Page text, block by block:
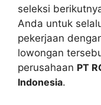
seleksi
Anda untuk
pekerjaan
lowongan
perusahaan PT
Indonesia.